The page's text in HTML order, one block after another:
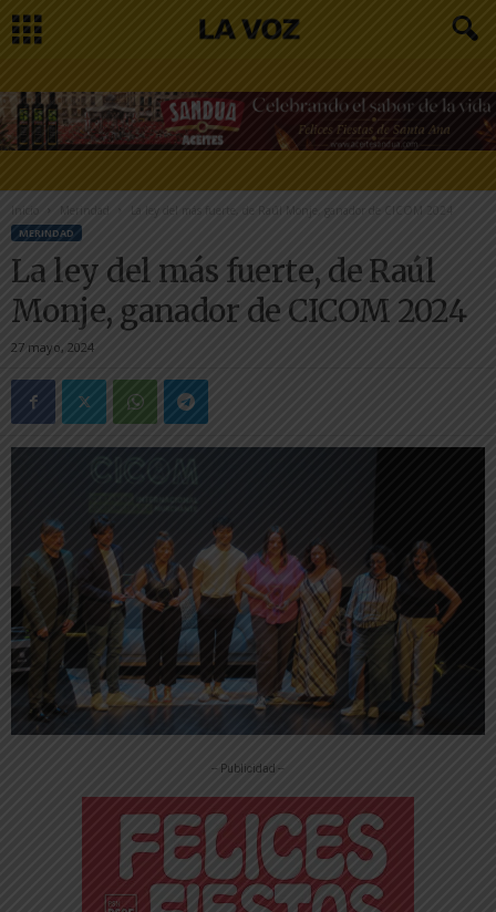
Inicio La ley del más fuerte, de Raúl Monje, ganador de CICOM 2024
MERINDAD
La ley del más fuerte, de Raúl
Monje, ganador de CICOM 2024
27 mayo, 2024
-- Publicidad --